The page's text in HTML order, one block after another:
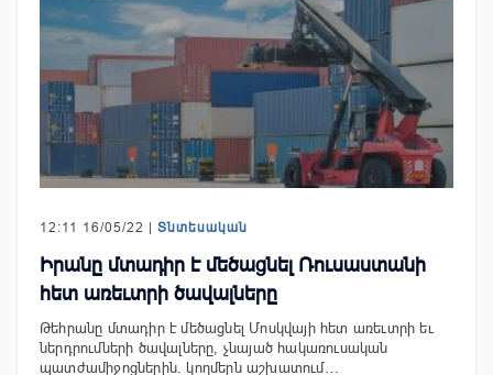
12:11 16/05/22 | Տնտեսական
Իրանը մտադիր է մեծացնել Ռուսաստանի
հետ առեւտրի ծավալները
Թեհրանը մտադիր է մեծացնել Մոսկվայի հետ առեւտրի եւ
ներդրումների ծավալները, չնայած հակառուսական
պատժամիջոցներին. կողմերն աշխատում…